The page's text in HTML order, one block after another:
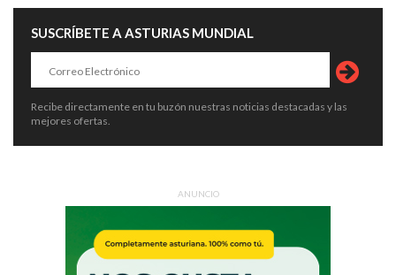
SUSCRÍBETE A ASTURIAS MUNDIAL
Recibe directamente en tu buzón nuestras noticias destacadas y las
mejores ofertas.
ANUNCIO